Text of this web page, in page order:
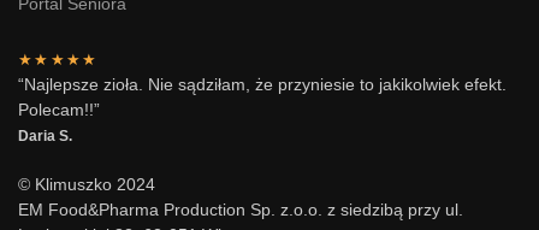
Portal Seniora
★★★★★
“Najlepsze zioła. Nie sądziłam, że przyniesie to jakikolwiek efekt.
Polecam!!”
Daria S.
© Klimuszko 2024
EM Food&Pharma Production Sp. z.o.o. z siedzibą przy ul.